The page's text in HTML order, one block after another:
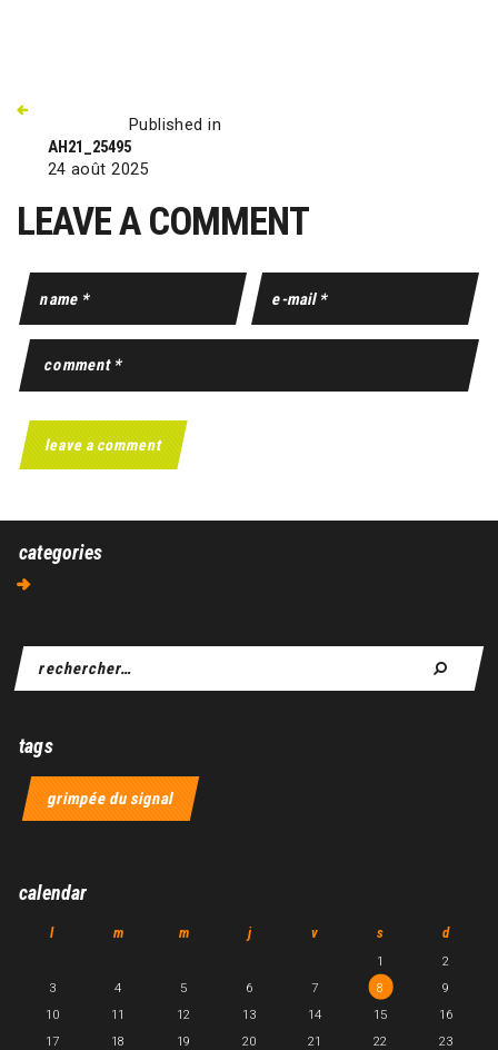
Published in
AH21_25495
24 août 2025
LEAVE A COMMENT
categories
tags
grimpée du signal
calendar
l m m j v s d
1
2
3
4 5 6 7 8
9
10
11 12 13 14 15
16
17
18 19 20 21 22
23